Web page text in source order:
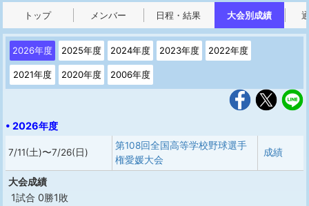
トップ メンバー 日程・結果 大会別成績
2026年度 2025年度 2024年度 2023年度 2022年度
2021年度 2020年度 2006年度
• 2026年度
7/11(土)〜7/26(日)
第108回全国高等学校野球選手
権愛媛大会
成績
大会成績
1試合 0勝1敗